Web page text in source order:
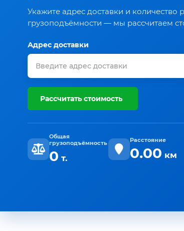
Укажите адрес доставки и количество
грузоподъёмности — мы рассчитаем
Адрес доставки
Рассчитать стоимость
Общая
грузоподъёмность
0 т.
Расстояние
0.00 км